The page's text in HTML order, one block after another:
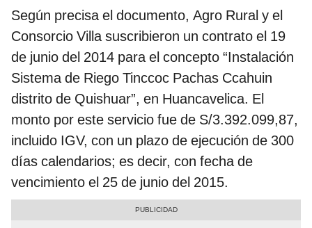
Según precisa el documento, Agro Rural y el
Consorcio Villa suscribieron un contrato el 19
de junio del 2014 para el concepto “Instalación
Sistema de Riego Tinccoc Pachas Ccahuin
distrito de Quishuar”, en Huancavelica. El
monto por este servicio fue de S/3.392.099,87,
incluido IGV, con un plazo de ejecución de 300
días calendarios; es decir, con fecha de
vencimiento el 25 de junio del 2015.